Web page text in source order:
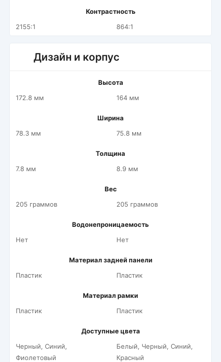
Контрастность
2155:1
864:1
Дизайн и корпус
Высота
172.8 мм
164 мм
Ширина
78.3 мм
75.8 мм
Толщина
7.8 мм
8.9 мм
Вес
205 граммов
205 граммов
Водонепроницаемость
Нет
Нет
Материал задней панели
Пластик
Пластик
Материал рамки
Пластик
Пластик
Доступные цвета
Черный, Синий,
Фиолетовый
Белый, Черный, Синий,
Красный